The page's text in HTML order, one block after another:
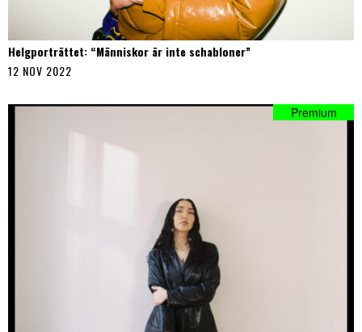
Helgporträttet: “Människor är inte schabloner”
12 NOV 2022